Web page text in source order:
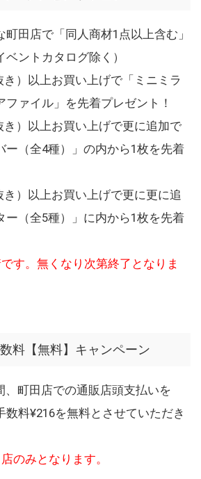
田店で「同人商材1点以上含む」
ベントカタログ除く）
き）以上お買い上げで「ミニミラ
ファイル」を先着プレゼント！
き）以上お買い上げで更に追加で
ー（全4種）」の内から1枚を先着
き）以上お買い上げで更に更に追
ー（全5種）」に内から1枚を先着
す。無くなり次第終了となりま
料【無料】キャンペーン
町田店での通販店頭支払いを
数料¥216を無料とさせていただき
のみとなります。